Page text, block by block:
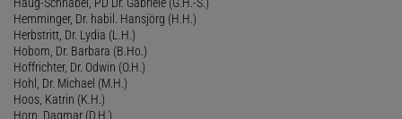
Hemminger, Dr. habil. Hansjörg (H.H.)
Herbstritt, Dr. Lydia (L.H.)
Hobom, Dr. Barbara (B.Ho.)
Hoffrichter, Dr. Odwin (O.H.)
Hohl, Dr. Michael (M.H.)
Hoos, Katrin (K.H.)
Horn, Dagmar (D.H.)